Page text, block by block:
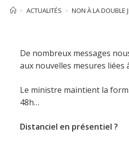
> ACTUALITÉS > NON À LA DOUBLE
De nombreux messages
aux nouvelles mesures liées
Le ministre maintient la
48h…
Distanciel en présentiel ?